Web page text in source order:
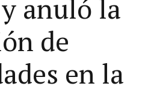
anuló la
de
en la